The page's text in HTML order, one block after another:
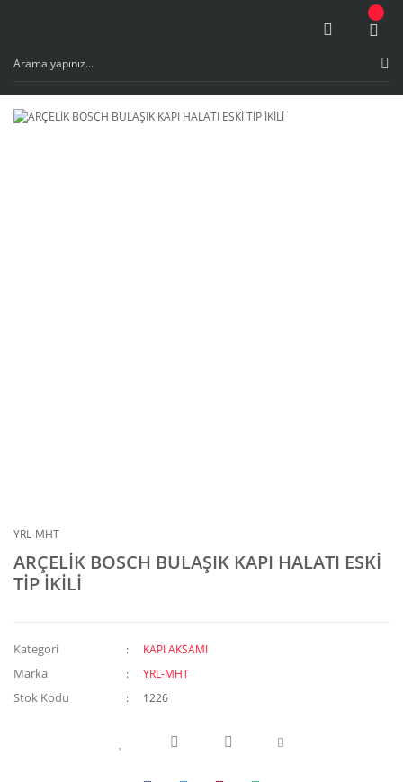
YRL-MHT
ARÇELİK BOSCH BULAŞIK KAPI HALATI ESKİ
TİP İKİLİ
Kategori KAPI AKSAMI
Marka YRL-MHT
Stok Kodu 1226